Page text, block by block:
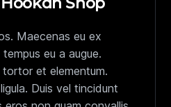
Maecenas eu ex
eu a augue.
tortor et elementum.
Duis vel tincidunt